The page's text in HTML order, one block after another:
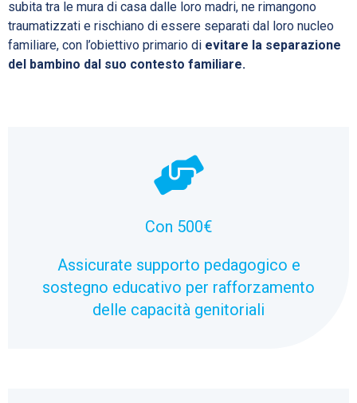
subita tra le mura di casa dalle loro madri, ne rimangono
traumatizzati e rischiano di essere separati dal loro nucleo
familiare, con l’obiettivo primario di evitare la separazione
del bambino dal suo contesto familiare.
Con 500€
Assicurate supporto pedagogico e
sostegno educativo per rafforzamento
delle capacità genitoriali